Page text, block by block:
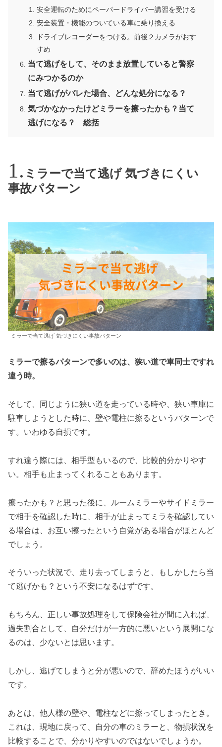
安全運転のためにペーパードライバー講習を受ける
安全装置・機能のついている車に乗り換える
ドライブレコーダーをつける。前後２カメラがおす
すめ
当て逃げをして、そのまま放置していると警察
にみつかるのか
当て逃げがバレた場合、どんな処分になる？
気づかなかったけどミラーを擦ったかも？当て
逃げになる？ 総括
ミラーで当て逃げ 気づきにくい
事故パターン
ミラーで当て逃げ 気づきにくい事故パターン
ミラーで擦るパターンで多いのは、狭い道で車同士ですれ
違う時。
そして、同じように狭い道を走っている時や、狭い車庫に
駐車しようとした時に、壁や電柱に擦るというパターンで
す。いわゆる自損です。
すれ違う際には、相手型もいるので、比較的分かりやす
い。相手も止まってくれることもあります。
擦ったかも？と思った後に、ルームミラーやサイドミラー
で相手を確認した時に、相手が止まってミラを確認してい
る場合は、お互い擦ったという自覚がある場合がほとんど
でしょう。
そういった状況で、走り去ってしまうと、もしかしたら当
て逃げかも？という不安になるはずです。
もちろん、正しい事故処理をして保険会社が間に入れば、
過失割合として、自分だけが一方的に悪いという展開にな
るのは、少ないとは思います。
しかし、逃げてしまうと分が悪いので、辞めたほうがいい
です。
あとは、他人様の壁や、電柱などに擦ってしまったとき。
これは、現地に戻って、自分の車のミラーと、物損状況を
比較することで、分かりやすいのではないでしょうか。